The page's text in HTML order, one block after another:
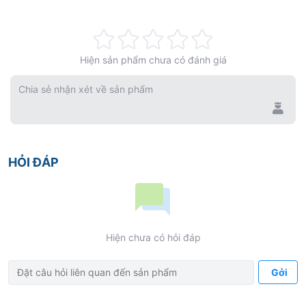
0%
Hiện sản phẩm chưa có đánh giá
Chia sẻ nhận xét về sản phẩm
HỎI ĐÁP
Hiện chưa có hỏi đáp
Gởi